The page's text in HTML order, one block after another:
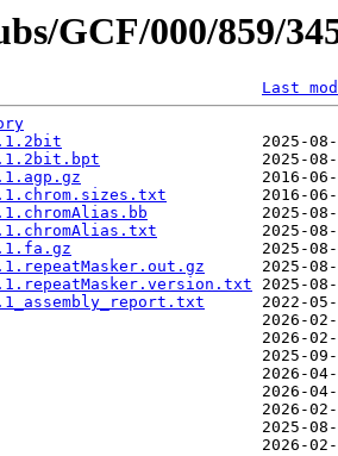
GCF/000/859/
Last
2025-
2025-
2016-
2016-
2025-
2025-
2025-
2025-
2025-
2022-
2026-
2026-
2025-
2026-
2026-
2026-
2025-